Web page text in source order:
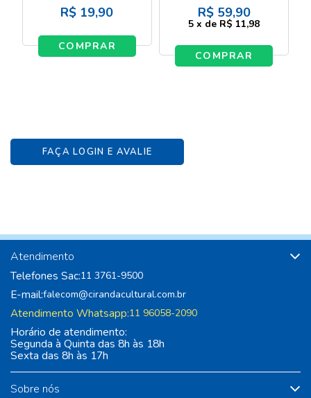
R$ 19,90
COMPRAR
R$ 59,90
5 x de R$ 11,98
COMPRAR
FAÇA LOGIN E AVALIE
Sobre nós
Atendimento
Telefones Sac:11 3761-9500
E-mail:falecom@cirandacultural.com.br
Atendimento Whatsapp:11 96058-2090
Horário de atendimento:
Segunda à Quinta das 8h às 18h
Sexta das 8h às 17h